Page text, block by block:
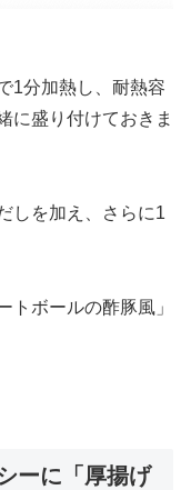
1分加熱し、耐熱容
に盛り付けておきま
しを加え、さらに1
トボールの酢豚風」
ーに「厚揚げ